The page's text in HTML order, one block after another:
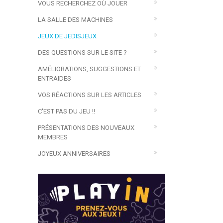
VOUS RECHERCHEZ OÙ JOUER
LA SALLE DES MACHINES
JEUX DE JEDISJEUX
DES QUESTIONS SUR LE SITE ?
AMÉLIORATIONS, SUGGESTIONS ET
ENTRAIDES
VOS RÉACTIONS SUR LES ARTICLES
C'EST PAS DU JEU !!
PRÉSENTATIONS DES NOUVEAUX
MEMBRES
JOYEUX ANNIVERSAIRES